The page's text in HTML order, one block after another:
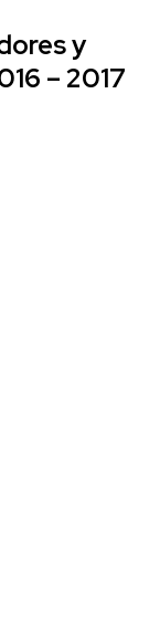
y
– 2017